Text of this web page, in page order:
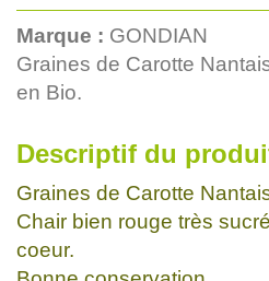
Marque : GONDIAN
Graines de Carotte
en Bio.
Descriptif du
Graines de Carotte
Chair bien rouge très
coeur.